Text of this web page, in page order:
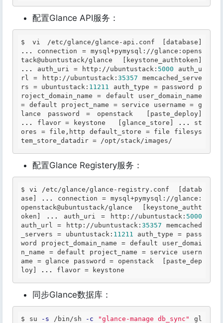
配置Glance API服务：
...
connection = mysql+pymysql://glance:opens
...
auth_uri = http://ubuntustack: 5000 auth_u
rl = http://ubuntustack: 35357 memcached_serve
rs = ubuntustack: 11211 auth_type = password p
roject_domain_name = default user_domain_name
= default project_name = service username = g
...
flavor = keystone   [glance_store] ...
st
ores = file,http default_store = file filesys
tem_store_datadir = /opt/stack/images/
配置Glance Registery服务：
$ vi /etc/glance/glance-registry.conf  [datab
ase]
...
connection = mysql+pymysql://glance:
openstack@ubuntustack/glance  [keystone_autht
oken]
... auth_uri = http://ubuntustack: 5000
auth_url = http://ubuntustack: 35357 memcached
_servers = ubuntustack: 11211 auth_type = pass
word project_domain_name = default user_domai
n_name = default project_name = service usern
ame = glance password = openstack  [paste_dep
loy]
... flavor = keystone
同步Glance数据库：
$ su -s /bin/sh -c "glance-manage db_sync"
gl